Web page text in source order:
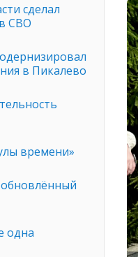
сделал
СВО
в Пикалево
времени»
одна